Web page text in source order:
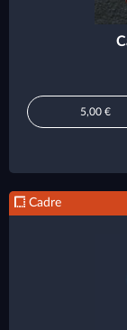
5,00 €
Cadre